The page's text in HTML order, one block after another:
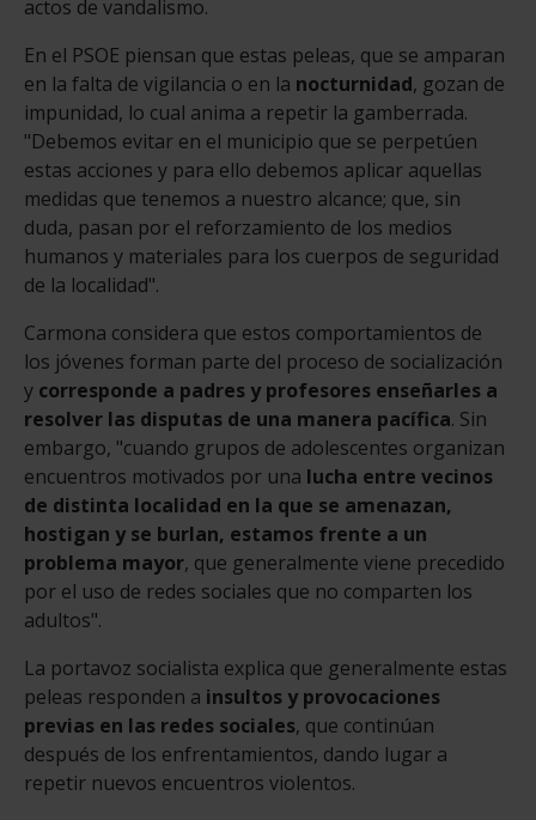
actos de vandalismo.
En el PSOE piensan que estas peleas, que se amparan
en la falta de vigilancia o en la nocturnidad, gozan de
impunidad, lo cual anima a repetir la gamberrada.
"Debemos evitar en el municipio que se perpetúen
estas acciones y para ello debemos aplicar aquellas
medidas que tenemos a nuestro alcance; que, sin
duda, pasan por el reforzamiento de los medios
humanos y materiales para los cuerpos de seguridad
de la localidad".
Carmona considera que estos comportamientos de
los jóvenes forman parte del proceso de socialización
y corresponde a padres y profesores enseñarles a
resolver las disputas de una manera pacífica. Sin
embargo, "cuando grupos de adolescentes organizan
encuentros motivados por una lucha entre vecinos
de distinta localidad en la que se amenazan,
hostigan y se burlan, estamos frente a un
problema mayor, que generalmente viene precedido
por el uso de redes sociales que no comparten los
adultos".
La portavoz socialista explica que generalmente estas
peleas responden a insultos y provocaciones
previas en las redes sociales, que continúan
después de los enfrentamientos, dando lugar a
repetir nuevos encuentros violentos.